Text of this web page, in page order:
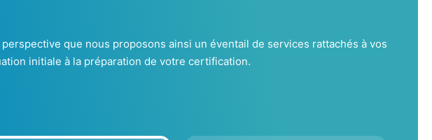
que nous proposons ainsi un éventail de services rattachés à vos
initiale à la préparation de votre certification.